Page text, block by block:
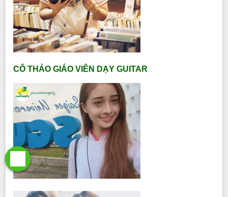
CÔ THẢO GIÁO VIÊN DẠY GUITAR